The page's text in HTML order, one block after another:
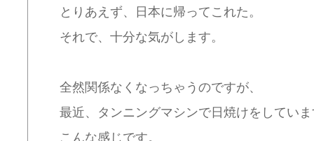
とりあえず、日本に帰ってこれた。
それで、十分な気がします。
全然関係なくなっちゃうのですが、
最近、タンニングマシンで日焼けをしてい
こんな感じです。